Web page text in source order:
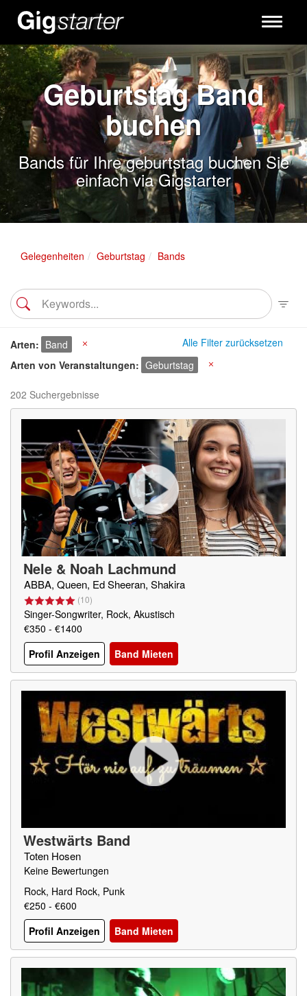
Toggle
Geburtstag Band
buchen
Bands für Ihre geburtstag buchen Sie
einfach via Gigstarter
Gelegenheiten Geburtstag Bands
Alle Filter zurücksetzen
Arten Band
Arten von Veranstaltungen
Geburtstag
202 Suchergebnisse
Nele & Noah Lachmund
ABBA, Queen, Ed Sheeran, Shakira
(10)
Singer-Songwriter, Rock, Akustisch
€350 - €1400
Profil Anzeigen
Band Mieten
Westwärts Band
Toten Hosen
Keine Bewertungen
Rock, Hard Rock, Punk
€250 - €600
Profil Anzeigen
Band Mieten